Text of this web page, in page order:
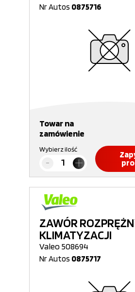
Nr Autos 0875716
Towar na
zamówienie
Wybierz ilość
ZAWÓR
KLIMATYZACJI
Valeo 508694
Nr Autos 0875717